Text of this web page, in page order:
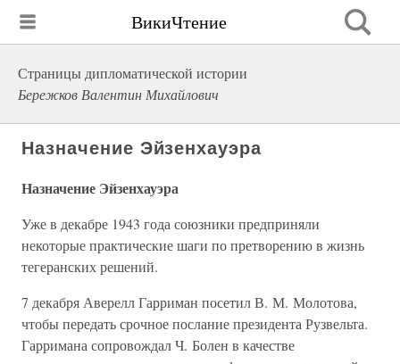
ВикиЧтение
Страницы дипломатической истории
Бережков Валентин Михайлович
Назначение Эйзенхауэра
Назначение Эйзенхауэра
Уже в декабре 1943 года союзники предприняли
некоторые практические шаги по претворению в жизнь
тегеранских решений.
7 декабря Аверелл Гарриман посетил В. М. Молотова,
чтобы передать срочное послание президента Рузвельта.
Гарримана сопровождал Ч. Болен в качестве